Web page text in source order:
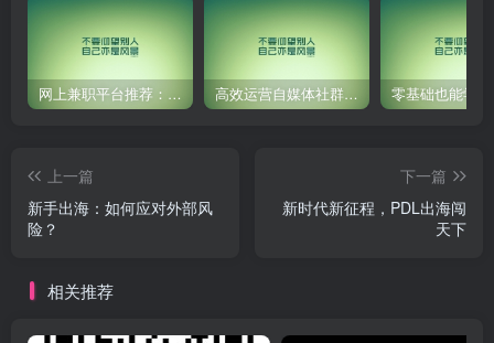
网上兼职平台推荐：国外网赚任务！ 高效运营自媒体社群，让内容更有价值！
上一篇
新手出海：如何应对外部风
险？
下一篇
新时代新征程，PDL出海闯
天下
相关推荐